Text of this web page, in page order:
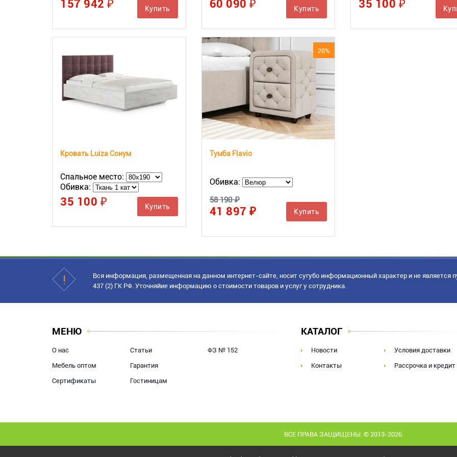
157 942 ₽ Купить 60 090 ₽ Купить 35 100 ₽
Кровать Luiza Сонум
Спальное место:
Обивка:
35 100 ₽ Купить
28%
Тумба Flavio
Обивка:
58 190 ₽
41 897 ₽ Купить
Вся информация, размещенная на данном интернет-сайте, носит сугубо информационный характер и не является
437 (2) ГК РФ. Уточняйие информацию о стоимости товаров и услуг у сотрудника.
МЕНЮ
О нас
Мебель оптом
Сертификаты
Статьи
Гарантия
Гостиницам
ФЗ № 152
КАТАЛОГ
Новости
Контакты
Условия доставки
Рассрочка и кредит
ВСЕ ПРАВА ЗАЩИЩЕНЫ. © 2013-2026